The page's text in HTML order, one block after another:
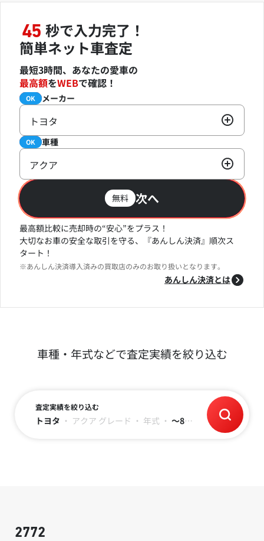
45 秒で入力完了！
簡単ネット車査定
最短3時間、あなたの愛車の
最高額をWEBで確認！
必須 メーカー
OK
トヨタ
必須 車種
OK
アクア
無料 次へ
最高額比較に売却時の“安心”をプラス！
大切なお車の安全な取引を守る、『あんしん決済』順次ス
タート！
※あんしん決済導入済みの買取店のみのお取り扱いとなります。
あんしん決済とは
車種・年式などで査定実績を絞り込む
査定実績を絞り込む
トヨタ ・ アクア グレード ・ 年式 ・ ～8万キロ
2772